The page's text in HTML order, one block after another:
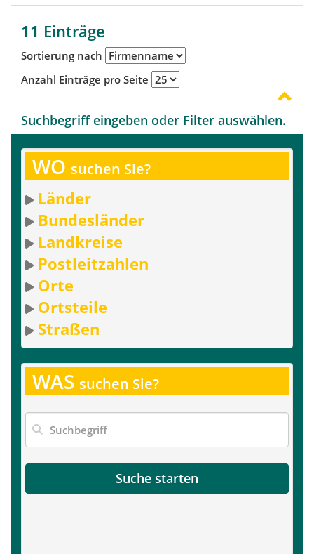
11 Einträge
Sortierung nach
Anzahl Einträge pro Seite
Suchbegriff eingeben oder Filter auswählen.
WO suchen Sie?
Länder
Bundesländer
Landkreise
Postleitzahlen
Orte
Ortsteile
Straßen
WAS suchen Sie?
Suche starten